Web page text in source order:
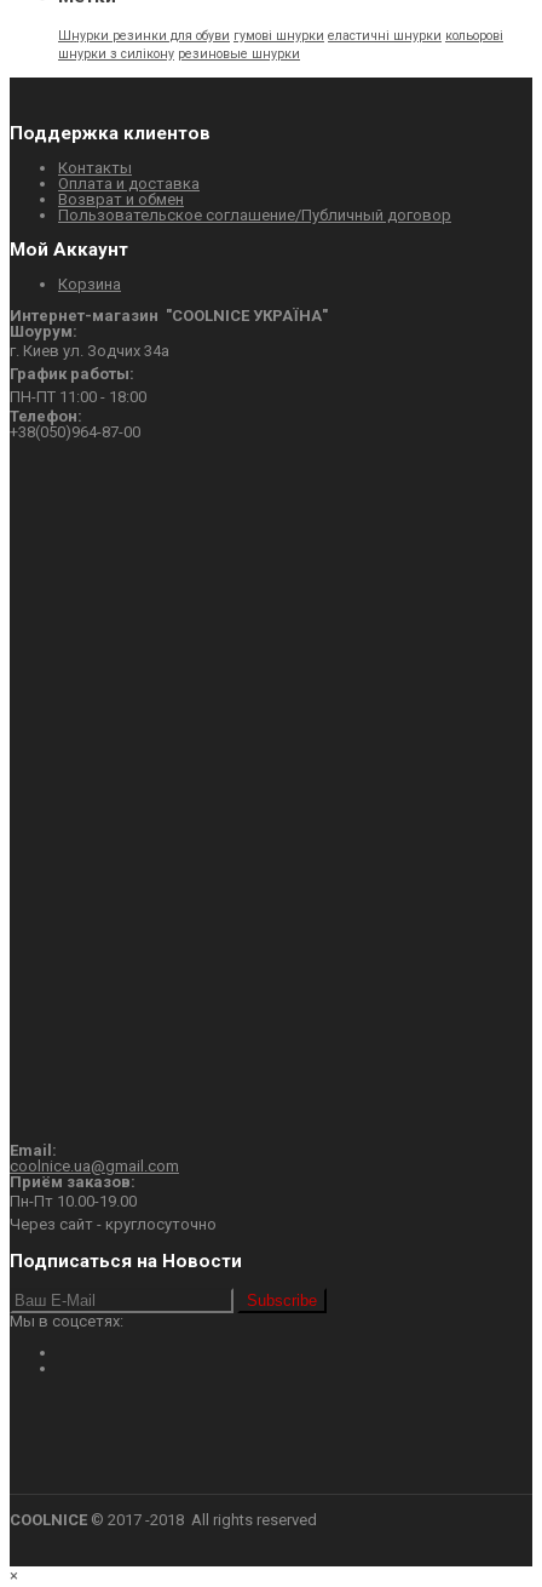
Шнурки резинки для обуви гумовi шнурки еластичнi шнурки кольорові
шнурки з силікону резиновые шнурки
Поддержка клиентов
Контакты
Оплата и доставка
Возврат и обмен
Пользовательское соглашение/Публичный договор
Мой Аккаунт
Корзина
Интернет-магазин "СOOLNICE УКРАЇНА"
Шоурум:
г. Киев ул. Зодчих 34а
График работы:
ПН-ПТ 11:00 - 18:00
Телефон:
+38(050)964-87-00
Email:
coolnice.ua@gmail.com
Приём заказов:
Пн-Пт 10.00-19.00
Через сайт - круглосуточно
Подписаться на Новости
Subscribe
Мы в соцсетях:
COOLNICE © 2017 -2018 All rights reserved
×